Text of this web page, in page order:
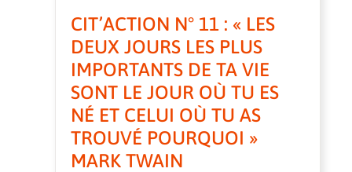
CIT’ACTION N° 11 : « LES
DEUX JOURS LES PLUS
IMPORTANTS DE TA VIE
SONT LE JOUR OÙ TU ES
NÉ ET CELUI OÙ TU AS
TROUVÉ POURQUOI »
MARK TWAIN